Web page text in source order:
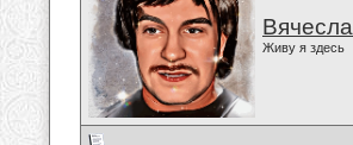
Живу я здесь